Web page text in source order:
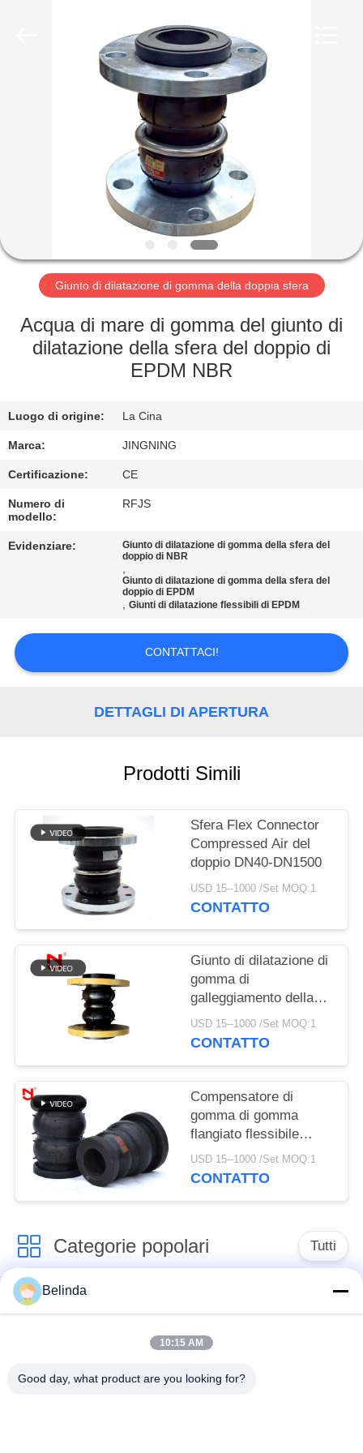
CIRCA
NOI
GIRO
CONTROLLO
DI
QUALITÀ
CONTATTICI
RICHIEDA
UNA
CITAZIONE
SITO
POLITICA
SULLA
PRIVACY
Giunto di dilatazione di gomma della doppia sfera
Acqua di mare di gomma del giunto di
dilatazione della sfera del doppio di
EPDM NBR
Luogo di origine: La Cina
Marca: JINGNING
Certificazione: CE
Numero di
modello:
RFJS
Evidenziare:
Giunto di dilatazione di gomma della sfera del
doppio di NBR
,
Giunto di dilatazione di gomma della sfera del
doppio di EPDM
,Giunti di dilatazione flessibili di EPDM
CONTATTACI!
DETTAGLI DI APERTURA
Prodotti Simili
Sfera Flex Connector
Compressed Air del
doppio DN40-DN1500
USD 15--1000 /Set MOQ:1
CONTATTO
Giunto di dilatazione di
gomma di
galleggiamento della
doppia sfera della
flangia
USD 15--1000 /Set MOQ:1
CONTATTO
Compensatore di
gomma di gomma
flangiato flessibile
DN20mm-DN3600mm
del giunto di dilatazione
USD 15--1000 /Set MOQ:1
CONTATTO
Categorie popolari Tutti
Giunto di dilatazione
di gomma della
Giunto di dilatazione
Giunto di dilatazione
Belinda
10:15 AM
Good day, what product are you looking for?